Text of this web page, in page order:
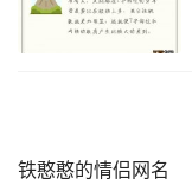
铁憨憨的情侣网名